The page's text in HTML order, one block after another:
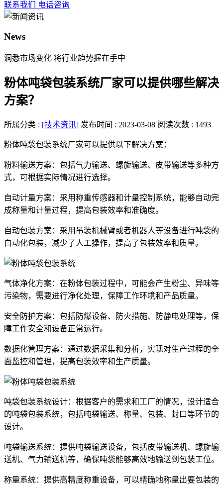
联系我们 电话咨询
News
洞悉市场变化 将行业趋势握在手中
粉体吨袋包装系统厂家可以提供哪些解决
方案？
所属分类 : [技术资讯] 发布时间 : 2023-03-08 阅读次数 : 1493
粉体吨袋包装系统厂家可以提供以下解决方案：
粉料输送方案：包括气力输送、螺旋输送、皮带输送等多种方
式，可根据实际情况进行选择。
自动计量方案：采用称重传感器和计量控制系统，能够自动完
成称量和计量过程，提高包装效率和准确度。
自动包装方案：采用吊装机械臂或者机器人等设备进行吨袋的
自动化包装，减少了人工操作，提高了包装效率和质量。
气体净化方案：在粉体包装过程中，可能会产生粉尘、异味等
污染物，需要进行净化处理，保障工作环境和产品质量。
安全防护方案：包括防爆设备、防火措施、防静电处理等，保
障工作安全和设备正常运行。
数据化管理方案：通过数据采集和分析，实现对生产过程的全
面监控和管理，提高包装效率和生产质量。
吨袋包装系统设计：根据客户的需求和工厂的情况，设计适合
的吨袋包装系统，包括吨袋输送、称量、包装、封口等环节的
设计。
吨袋输送系统：提供吨袋输送设备，包括皮带输送机、螺旋输
送机、气力输送机等，确保吨袋能够高效地输送到包装工位。
称量系统：提供高精度称重设备，可以精确地称量出要包装的